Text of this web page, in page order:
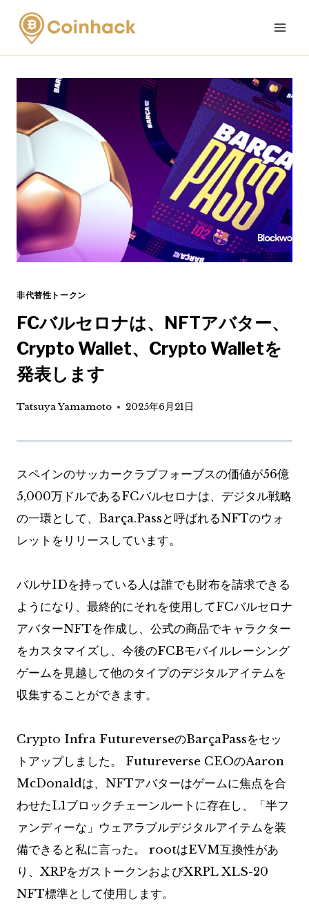
Skip
content
非代替性トークン
FCバルセロナは、NFTアバター、
Crypto Wallet、Crypto Walletを
発表します
Tatsuya Yamamoto 2025年6月21日
スペインのサッカークラブフォーブスの価値が56億
5,000万ドルであるFCバルセロナは、デジタル戦略
の一環として、Barça.Passと呼ばれるNFTのウォ
レットをリリースしています。
バルサIDを持っている人は誰でも財布を請求できる
ようになり、最終的にそれを使用してFCバルセロナ
アバターNFTを作成し、公式の商品でキャラクター
をカスタマイズし、今後のFCBモバイルレーシング
ゲームを見越して他のタイプのデジタルアイテムを
収集することができます。
Crypto Infra FutureverseのBarçaPassをセッ
トアップしました。 Futureverse CEOのAaron
McDonaldは、NFTアバターはゲームに焦点を合
わせたL1ブロックチェーンルートに存在し、「半フ
ァンディーな」ウェアラブルデジタルアイテムを装
備できると私に言った。 rootはEVM互換性があ
り、XRPをガストークンおよびXRPL XLS-20
NFT標準として使用します。